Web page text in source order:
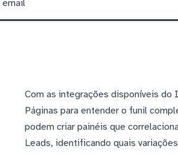
Com as integrações disponíveis do
Páginas para entender o funil
podem criar painéis que
Leads, identificando quais